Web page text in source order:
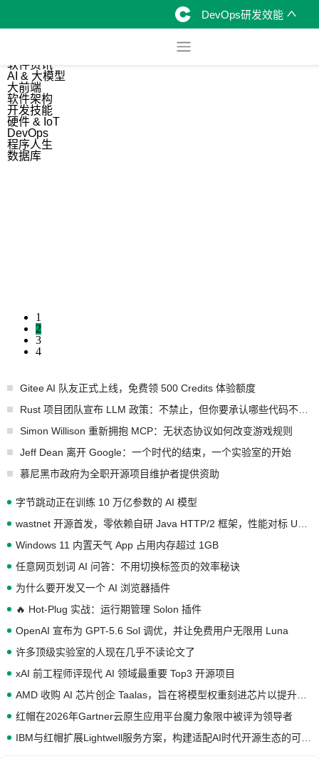
DevOps研发效能
软件资讯
AI & 大模型
大前端
软件架构
开发技能
硬件 & IoT
DevOps
程序人生
数据库
1
2
3
4
Gitee AI 队友正式上线，免费领 500 Credits 体验额度
Simon Willison 重新拥抱 MCP：无状态协议如何改变游戏规则
Jeff Dean 离开 Google：一个时代的结束，一个实验室的开始
慕尼黑市政府为全职开源项目维护者提供资助
字节跳动正在训练 10 万亿参数的 AI 模型
Windows 11 内置天气 App 占用内存超过 1GB
任意网页划词 AI 问答：不用切换标签页的效率秘诀
为什么要开发又一个 AI 浏览器插件
🔥 Hot-Plug 实战：运行期管理 Solon 插件
OpenAI 宣布为 GPT-5.6 Sol 调优，并让免费用户无限用 Luna
许多顶级实验室的人现在几乎不读论文了
xAI 前工程师评现代 AI 领域最重要 Top3 开源项目
红帽在2026年Gartner云原生应用平台魔力象限中被评为领导者